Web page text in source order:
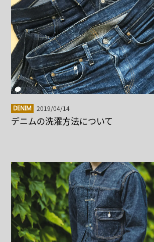
DENIM 2019/04/14
デニムの洗濯方法について